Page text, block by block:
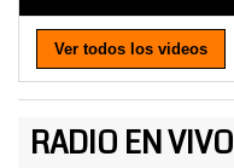
Ver todos los videos
RADIO EN VIVO